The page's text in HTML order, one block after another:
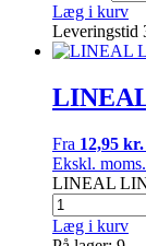
Læg i kurv
Leveringstid
Fra 12,95
Ekskl. moms.
LINEAL
Læg i kurv